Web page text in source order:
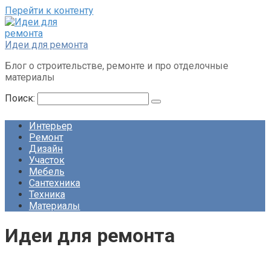
Перейти к контенту
Идеи для ремонта
Блог о строительстве, ремонте и про отделочные
материалы
Поиск:
Интерьер
Ремонт
Дизайн
Участок
Мебель
Сантехника
Техника
Материалы
Идеи для ремонта